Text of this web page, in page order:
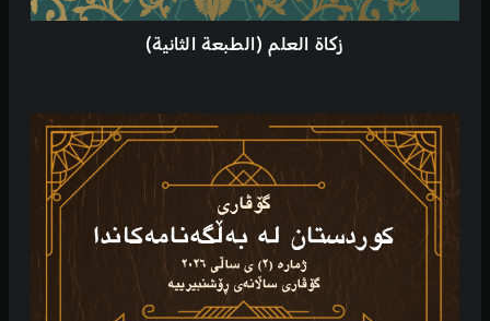
زکاة العلم (الطبعة الثانیة)